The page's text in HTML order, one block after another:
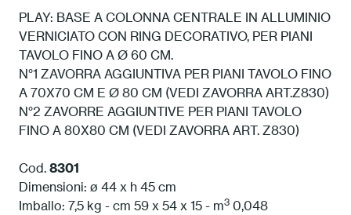
PLAY: BASE A COLONNA CENTRALE IN ALLUMINIO
VERNICIATO CON RING DECORATIVO, PER PIANI
TAVOLO FINO A Ø 60 CM.
N°1 ZAVORRA AGGIUNTIVA PER PIANI TAVOLO FINO
A 70X70 CM E Ø 80 CM (VEDI ZAVORRA ART.Z830)
N°2 ZAVORRE AGGIUNTIVE PER PIANI TAVOLO
FINO A 80X80 CM (VEDI ZAVORRA ART. Z830)
Cod. 8301
Dimensioni: ø 44 x h 45 cm
Imballo: 7,5 kg - cm 59 x 54 x 15 - m3 0,048